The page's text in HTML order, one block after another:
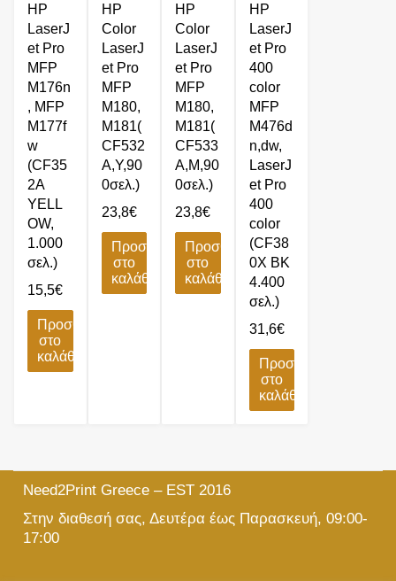
HP
LaserJ
et Pro
MFP
M176n
, MFP
M177f
w
(CF35
2A
YELL
OW,
1.000
σελ.)
15,5€
Προσθήκη
στο
καλάθι
HP
Color
LaserJ
et Pro
MFP
M180,
M181(
CF532
A,Y,90
0σελ.)
23,8€
Προσθήκη
στο
καλάθι
HP
Color
LaserJ
et Pro
MFP
M180,
M181(
CF533
A,M,90
0σελ.)
23,8€
Προσθήκη
στο
καλάθι
HP
LaserJ
et Pro
400
color
MFP
M476d
n,dw,
LaserJ
et Pro
400
color
(CF38
0X BK
4.400
σελ.)
31,6€
Προσθήκη
στο
καλάθι
Need2Print Greece – EST 2016
Στην διαθεσή σας, Δευτέρα έως Παρασκευή, 09:00-
17:00